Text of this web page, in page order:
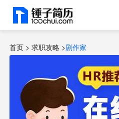
首页 > 求职攻略 >剧作家